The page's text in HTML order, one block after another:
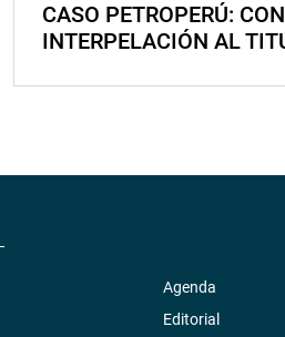
CASO PETROPERÚ:
INTERPELACIÓN AL
Agenda
Editorial